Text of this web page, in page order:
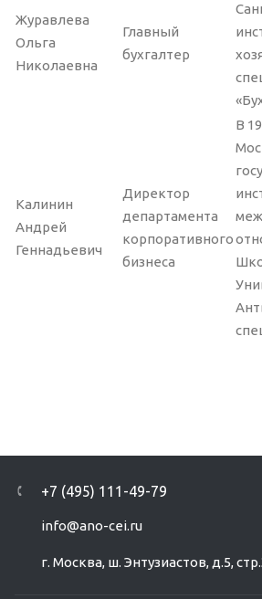
Журавлева
Ольга
Николаевна
Главный
бухгалтер
Калинин
Андрей
Геннадьевич
Директор
департамента
корпоративного
бизнеса
В
+7 (495) 111-49-79
info@ano-cei.ru
г. Москва, ш. Энтузиастов, д.5,